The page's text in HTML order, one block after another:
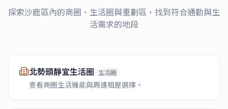
探索沙鹿區內的商圈、生活圈與重劃區，找到符合通勤與生
活需求的地段
北勢頭靜宜生活圈 生活圈
查看商圈生活機能與周邊租屋選擇。